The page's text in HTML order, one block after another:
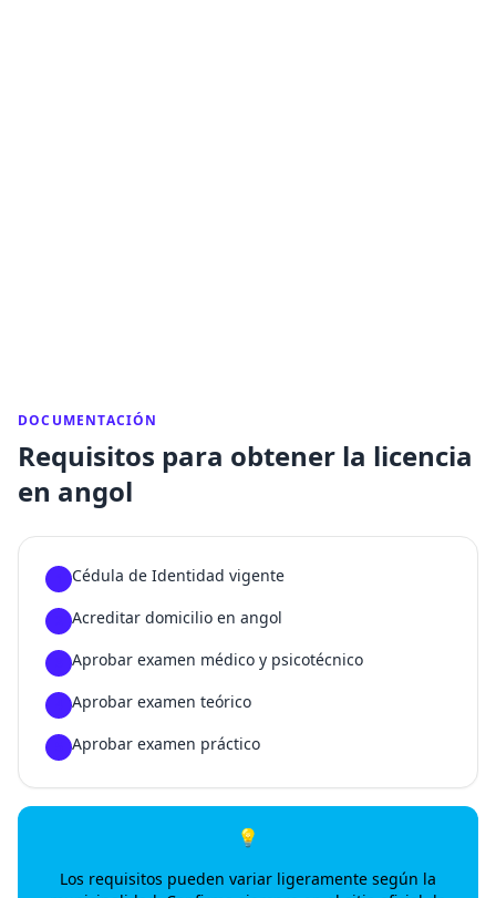
DOCUMENTACIÓN
Requisitos para obtener la licencia
en angol
Cédula de Identidad vigente
Acreditar domicilio en angol
Aprobar examen médico y psicotécnico
Aprobar examen teórico
Aprobar examen práctico
💡
Los requisitos pueden variar ligeramente según la